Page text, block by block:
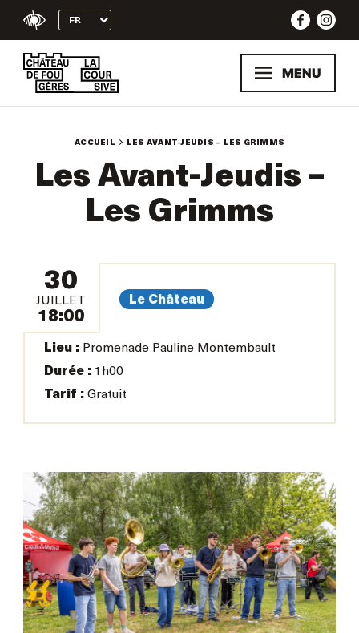
MENU
ACCUEIL LES AVANT-JEUDIS – LES GRIMMS
Les Avant-Jeudis –
Les Grimms
30
JUILLET
18:00
Le Château
Lieu :Promenade Pauline Montembault
Durée :1h00
Tarif :Gratuit